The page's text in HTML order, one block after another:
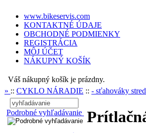
www.bikeservis.com
KONTAKTNÉ ÚDAJE
OBCHODNÉ PODMIENKY
REGISTRÁCIA
MÔJ ÚČET
NÁKUPNÝ KOŠÍK
Váš nákupný košík je prázdny.
» :: CYKLO NÁRADIE :: - sťahováky
Podrobné vyhľadávanie